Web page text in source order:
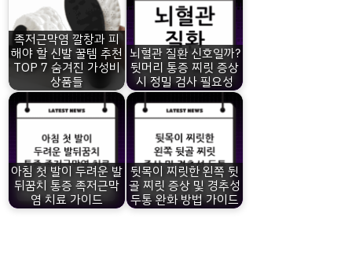
족저근막염 깔창과 피
해야 할 신발 꿀템 추천
TOP 7 숨겨진 가성비
상품들
뇌혈관 질환 신호일까?
뒷머리 통증 찌릿 증상
시 정밀 검사 필요성
아침 첫 발이 두려운 발
뒤꿈치 통증 족저근막
염 치료 가이드
뒷목이 찌릿한 왼쪽 뒷
골 찌릿 증상 및 경추성
두통 완화 방법 가이드